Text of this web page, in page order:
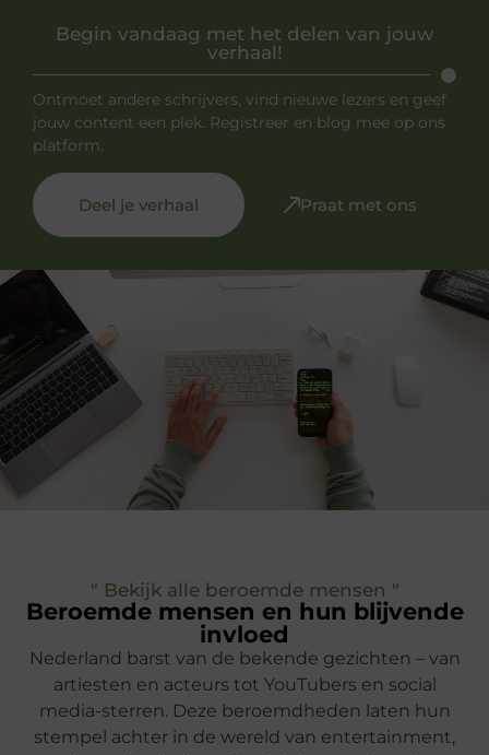
Begin vandaag met het delen van jouw
verhaal!
Ontmoet andere schrijvers, vind nieuwe lezers en geef
jouw content een plek. Registreer en blog mee op ons
platform.
Deel je verhaal Praat met ons
" Bekijk alle beroemde mensen "
Beroemde mensen en hun blijvende
invloed
Nederland barst van de bekende gezichten – van
artiesten en acteurs tot YouTubers en social
media-sterren. Deze beroemdheden laten hun
stempel achter in de wereld van entertainment,